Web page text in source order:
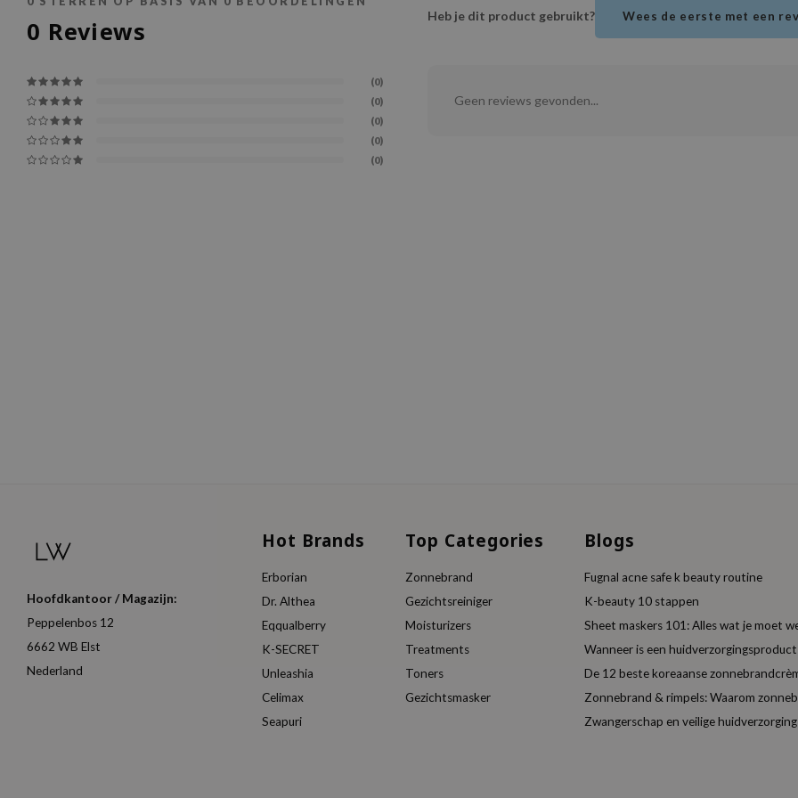
0 Reviews
(0)
(0)
(0)
(0)
(0)
Heb je dit product gebruikt? Wees de eerste met een
Geen reviews gevonden...
Hoofdkantoor / Magazijn:
Peppelenbos 12
6662 WB Elst
Nederland
Hot Brands
Erborian
Dr. Althea
Eqqualberry
K-SECRET
Unleashia
Celimax
Seapuri
Top Categories
Zonnebrand
Gezichtsreiniger
Moisturizers
Treatments
Toners
Gezichtsmasker
Blogs
Fugnal acne safe k beauty routine
K-beauty 10 stappen
Sheet maskers 101: Alles wat je moet
Wanneer is een
De 12 beste koreaanse
Zonnebrand & rimpels: Waarom
Zwangerschap en veilige huidverzorging